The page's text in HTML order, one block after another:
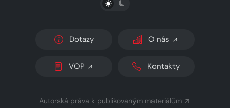
Dotazy O nás
VOP Kontakty
Autorská práva k publikovaným materiálům